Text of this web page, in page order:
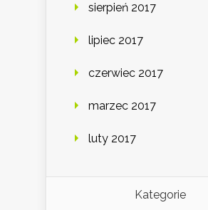
sierpień 2017
lipiec 2017
czerwiec 2017
marzec 2017
luty 2017
Kategorie